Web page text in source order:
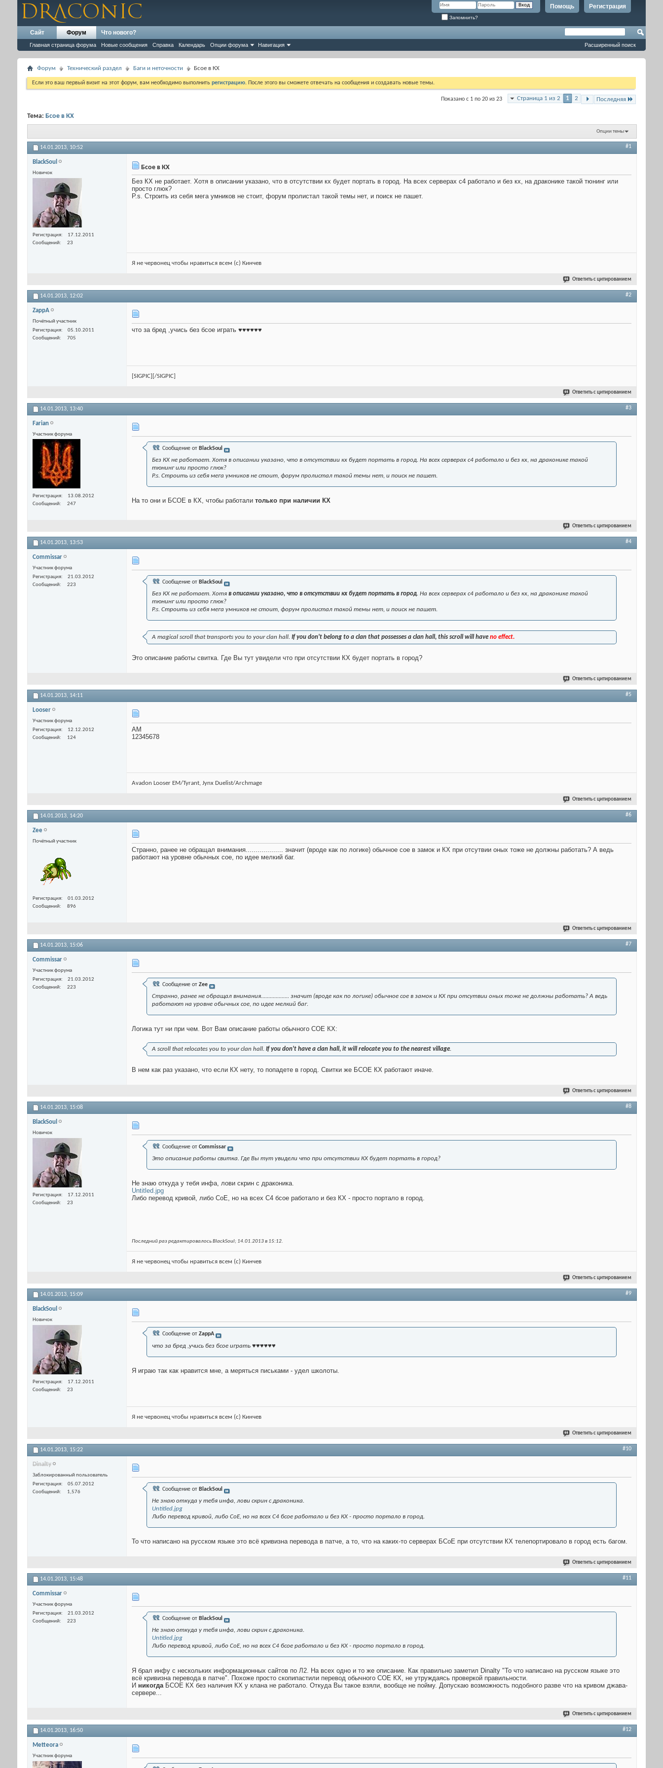
Регистрация
Помощь
Запомнить?
Сайт Форум
Главная страница форума Новые сообщения Справка Календарь Опции форума Навигация
Что нового?
Расширенный поиск
Форум Технический раздел Баги и неточности Бсое в КХ
Если это ваш первый визит на этот форум, вам необходимо выполнить регистрацию. После этого вы сможете отвечать на сообщения и создавать новые темы.
Страница 1 из 2 1 2 Последняя
Показано с 1 по 20 из 23
Тема: Бсое в КХ
Опции темы
14.01.2013, 10:52 #1
BlackSoul
Новичок
Регистрация
17.12.2011
Сообщений
23
Бсое в КХ
Без КХ не работает. Хотя в описании указано, что в отсутствии кх будет портать в город. На всех серверах с4 работало и без кх, на драконике такой тюнинг или
просто глюк?
P.s. Строить из себя мега умников не стоит, форум пролистал такой темы нет, и поиск не пашет.
Я не червонец чтобы нравиться всем (с) Кинчев
Ответить с цитированием
14.01.2013, 12:02 #2
ZappA
Почётный участник
Регистрация
05.10.2011
Сообщений
705
что за бред ,учись без бсое играть ♥♥♥♥♥♥
[SIGPIC][/SIGPIC]
Ответить с цитированием
14.01.2013, 13:40 #3
Farian
Участник форума
Регистрация
13.08.2012
Сообщений
247
Сообщение от BlackSoul
Без КХ не работает. Хотя в описании указано, что в отсутствии кх будет портать в город. На всех серверах с4 работало и без кх, на драконике такой
тюнинг или просто глюк?
P.s. Строить из себя мега умников не стоит, форум пролистал такой темы нет, и поиск не пашет.
На то они и БСОЕ в КХ, чтобы работали только при наличии КХ
Ответить с цитированием
14.01.2013, 13:53 #4
Commissar
Участник форума
Регистрация
21.03.2012
Сообщений
223 Сообщение от BlackSoul
Без КХ не работает. Хотя в описании указано, что в отсутствии кх будет портать в город. На всех серверах с4 работало и без кх, на драконике такой
тюнинг или просто глюк?
P.s. Строить из себя мега умников не стоит, форум пролистал такой темы нет, и поиск не пашет.
A magical scroll that transports you to your clan hall. If you don't belong to a clan that possesses a clan hall, this scroll will have no effect.
Это описание работы свитка. Где Вы тут увидели что при отсутствии КХ будет портать в город?
Ответить с цитированием
14.01.2013, 14:11 #5
Looser
Участник форума
Регистрация
12.12.2012
Сообщений
124
АМ
12345678
Avadon Looser EM/Tyrant, Jynx Duelist/Archmage
Ответить с цитированием
14.01.2013, 14:20 #6
Zee
Почётный участник
Регистрация
01.03.2012
Сообщений
896
Странно, ранее не обращал внимания................... значит (вроде как по логике) обычное сое в замок и КХ при отсутвии оных тоже не должны работать? А ведь
работают на уровне обычных сое, по идее мелкий баг.
Ответить с цитированием
14.01.2013, 15:06 #7
Commissar
Участник форума
Регистрация
21.03.2012
Сообщений
223 Сообщение от Zee
Странно, ранее не обращал внимания................... значит (вроде как по логике) обычное сое в замок и КХ при отсутвии оных тоже не должны работать? А ведь
работают на уровне обычных сое, по идее мелкий баг.
Логика тут ни при чем. Вот Вам описание работы обычного СОЕ КХ:
A scroll that relocates you to your clan hall. If you don't have a clan hall, it will relocate you to the nearest village.
В нем как раз указано, что если КХ нету, то попадете в город. Свитки же БСОЕ КХ работают иначе.
Ответить с цитированием
14.01.2013, 15:08 #8
BlackSoul
Новичок
Регистрация
17.12.2011
Сообщений
23
Сообщение от Commissar
Это описание работы свитка. Где Вы тут увидели что при отсутствии КХ будет портать в город?
Не знаю откуда у тебя инфа, лови скрин с драконика.
Untitled.jpg
Либо перевод кривой, либо СоЕ, но на всех С4 бсое работало и без КХ - просто портало в город.
Последний раз редактировалось BlackSoul; 14.01.2013 в 15:12.
Я не червонец чтобы нравиться всем (с) Кинчев
Ответить с цитированием
14.01.2013, 15:09 #9
BlackSoul
Новичок
Регистрация
17.12.2011
Сообщений
23
Сообщение от ZappA
что за бред ,учись без бсое играть ♥♥♥♥♥♥
Я играю так как нравится мне, а меряться письками - удел школоты.
Я не червонец чтобы нравиться всем (с) Кинчев
Ответить с цитированием
14.01.2013, 15:22 #10
Dinalty
Заблокированный пользователь
Регистрация
05.07.2012
Сообщений
1,576 Сообщение от BlackSoul
Не знаю откуда у тебя инфа, лови скрин с драконика.
Untitled.jpg
Либо перевод кривой, либо СоЕ, но на всех С4 бсое работало и без КХ - просто портало в город.
То что написано на русском языке это всё кривизна перевода в патче, а то, что на каких-то серверах БСоЕ при отсутствии КХ телепортировало в город есть багом.
Ответить с цитированием
14.01.2013, 15:48 #11
Commissar
Участник форума
Регистрация
21.03.2012
Сообщений
223 Сообщение от BlackSoul
Не знаю откуда у тебя инфа, лови скрин с драконика.
Untitled.jpg
Либо перевод кривой, либо СоЕ, но на всех С4 бсое работало и без КХ - просто портало в город.
Я брал инфу с нескольких информационных сайтов по Л2. На всех одно и то же описание. Как правильно заметил Dinalty "То что написано на русском языке это
всё кривизна перевода в патче". Похоже просто скопипастили перевод обычного СОЕ КХ, не утруждаясь проверкой правильности.
И никогда БСОЕ КХ без наличия КХ у клана не работало. Откуда Вы такое взяли, вообще не пойму. Допускаю возможность подобного разве что на кривом джава-
сервере...
Ответить с цитированием
14.01.2013, 16:50 #12
Metteora
Участник форума